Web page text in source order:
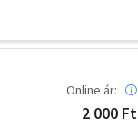
Online ár:
2 000 Ft